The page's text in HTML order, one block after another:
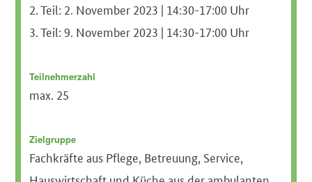
2. Teil: 2. November 2023 | 14:30-17:00 Uhr
3. Teil: 9. November 2023 | 14:30-17:00 Uhr
Teilnehmerzahl
max. 25
Zielgruppe
Fachkräfte aus Pflege, Betreuung, Service,